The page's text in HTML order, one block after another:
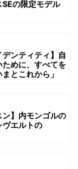
の限定モデル
デンティティ】自
めに、すべてを
とこれから」
ン】内モンゴルの
ヴエルトの